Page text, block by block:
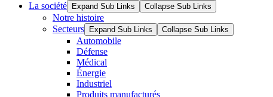
La société
Expand Sub Links Collapse Sub Links
Notre histoire
Secteurs
Expand Sub Links Collapse Sub Links
Automobile
Défense
Médical
Énergie
Industriel
Produits manufacturés